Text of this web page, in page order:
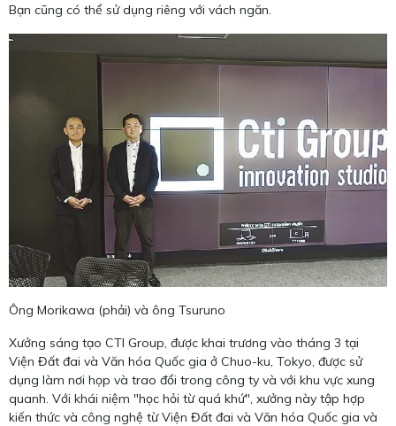
Bạn cũng có thể sử dụng riêng với vách ngăn.
Ông Morikawa (phải) và ông Tsuruno
Xưởng sáng tạo CTI Group, được khai trương vào tháng 3 tại
Viện Đất đai và Văn hóa Quốc gia ở Chuo-ku, Tokyo, được sử
dụng làm nơi họp và trao đổi trong công ty và với khu vực xung
quanh. Với khái niệm "học hỏi từ quá khứ", xưởng này tập hợp
kiến ​​thức và công nghệ từ Viện Đất đai và Văn hóa Quốc gia và